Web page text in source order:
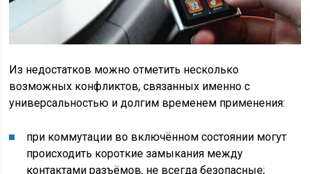
Из недостатков можно отметить несколько
возможных конфликтов, связанных именно с
универсальностью и долгим временем применения:
при коммутации во включённом состоянии могут
происходить короткие замыкания между
контактами разъёмов, не всегда безопасные;